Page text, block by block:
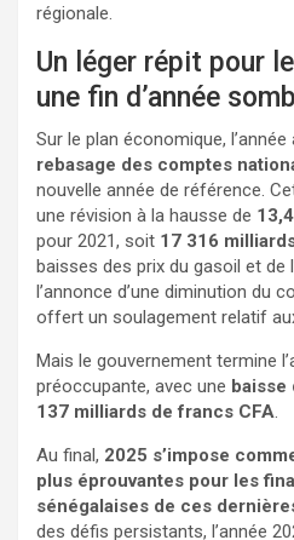
régionale.
Un léger répit pour
une fin d’année
Sur le plan économique,
rebasage des comptes
nouvelle année de référence.
une révision à la hausse de
pour 2021, soit 17 316
baisses des prix du gasoil et de
l’annonce d’une diminution du
offert un soulagement relatif
Mais le gouvernement termine
préoccupante, avec une baisse
137 milliards de francs CFA.
Au final, 2025 s’impose
plus éprouvantes pour les
sénégalaises de ces
des défis persistants, l’année